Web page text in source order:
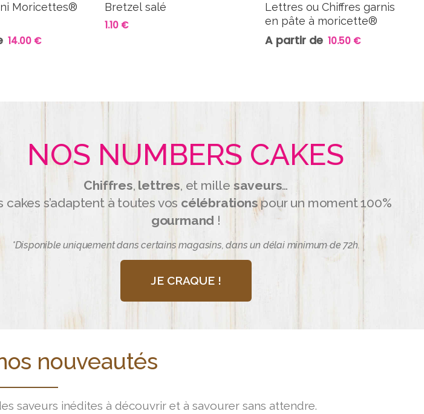
Moricettes®
14.00 €
Bretzel salé
1.10 €
Lettres ou Chiffres garnis
en pâte à moricette®
A partir de 10.50 €
NOS NUMBERS CAKES
Chiffres, lettres, et mille saveurs…
cakes s’adaptent à toutes vos célébrationspour un moment 100%
gourmand !
*Disponible uniquement dans certains magasins, dans un délai minimum de 72h.
JE CRAQUE !
nouveautés
saveurs inédites à découvrir et à savourer sans attendre.